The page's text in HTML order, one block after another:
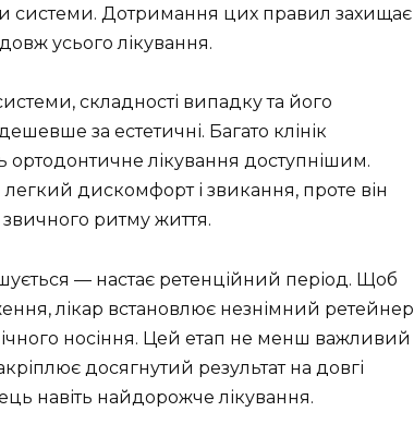
системи. Дотримання цих правил захищає
усього лікування.
складності випадку та його
за естетичні. Багато клінік
лікування доступнішим.
дискомфорт і звикання, проте він
ритму життя.
— настає ретенційний період. Щоб
лікар встановлює незнімний ретейнер
носіння. Цей етап не менш важливий
досягнутий результат на довгі
навіть найдорожче лікування.